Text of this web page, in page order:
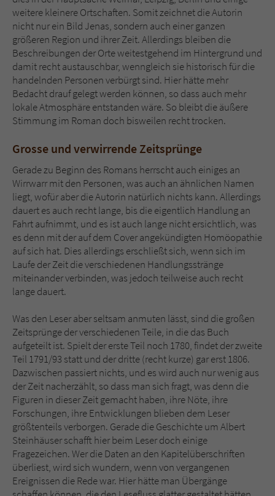
weitere kleinere Ortschaften. Somit zeichnet die Autorin
nicht nur ein Bild Jenas, sondern auch einer ganzen
größeren Region und ihrer Zeit. Allerdings bleiben die
Beschreibungen der Orte weitestgehend im Hintergrund und
damit recht austauschbar, wenngleich sie historisch für die
handelnden Personen verbürgt sind. Hier hätte mehr
Bedacht drauf gelegt werden können, so dass auch mehr
lokale Atmosphäre entstanden wäre. So bleibt die äußere
Stimmung im Roman doch bisweilen recht trocken.
Grosse und verwirrende Zeitsprünge
Gerade zu Beginn des Romans herrscht auch einiges an
Wirrwarr mit den Personen, was auch an ähnlichen Namen
liegt, wofür aber die Autorin natürlich nichts kann. Allerdings
dauert es auch recht lange, bis die eigentlich Handlung an
Fahrt aufnimmt, und es ist auch lange nicht ersichtlich, was
es denn mit der auf dem Cover angekündigten Homöopathie
auf sich hat. Dies allerdings erschließt sich, wenn sich im
Laufe der Zeit die verschiedenen Handlungsstränge
miteinander verbinden, was jedoch teilweise auch recht
lange dauert.
Was den Leser aber seltsam anmuten lässt, sind die großen
Zeitsprünge der verschiedenen Teile, in die das Buch
aufgeteilt ist. Spielt der erste Teil noch 1780, findet der zweite
Teil 1791/93 statt und der dritte (recht kurze) gar erst 1806.
Dazwischen passiert nichts, und es wird auch nur wenig aus
der Zeit nacherzählt, so dass man sich fragt, was denn die
Figuren in dieser Zeit gemacht haben, ihre Nöte, ihre
Forschungen, ihre Entwicklungen blieben dem Leser
größtenteils verborgen. Gerade die Geschichte um Albert
Steinhäuser schafft hier beim Leser doch einige
Fragezeichen. Wer die Daten an den Kapitelüberschriften
überliest, wird sich wundern, wenn von vergangenen
Ereignissen die Rede war. Hier hätte man Übergänge